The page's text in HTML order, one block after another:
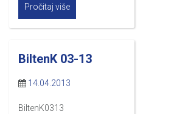
Pročitaj više
BiltenK 03-13
14.04.2013
BiltenK0313